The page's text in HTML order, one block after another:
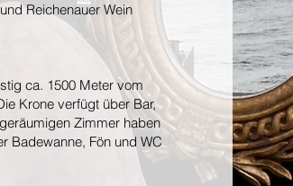
Reichenauer Wein
ca. 1500 Meter vom
Krone verfügt über Bar,
Zimmer haben
Badewanne, Fön und WC